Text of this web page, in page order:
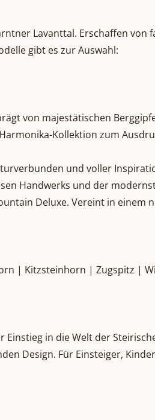
Lavanttal. Erschaffen von
gibt es zur Auswahl:
von majestätischen
Kollektion zum
und voller
Handwerks und der
Deluxe. Vereint in einem
| Kitzsteinhorn | Zugspitz |
in die Welt der
Design. Für Einsteiger,